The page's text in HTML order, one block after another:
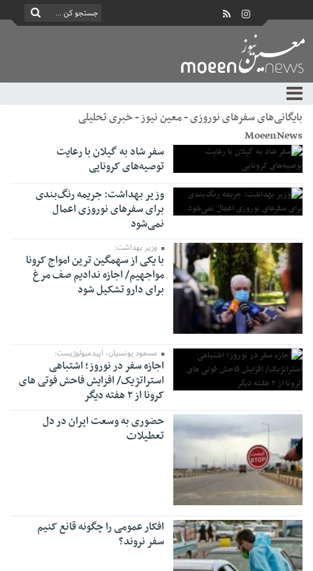
بایگانی‌های سفرهای نوروزی - معین نیوز - خبری تحلیلی
MoeenNews
سفر شاد به گیلان با رعایت
توصیه‌های کرونایی
وزیر بهداشت: جریمه رنگ‌بندی
برای سفرهای نوروزی اعمال
نمی‌شود
وزیر بهداشت:
با یکی از سهمگین ترین امواج کرونا
مواجهیم/ اجازه ندادیم صف مرغ
برای دارو تشکیل شود
مسعود یونسیان، اپیدمیولوژیست:
اجازه سفر در نوروز؛ اشتباهی
استراتژیک/ افزایش فاحش فوتی های
کرونا از ۲ هفته دیگر
حضوری به وسعت ایران در دل
تعطیلات
افکار عمومی را چگونه قانع کنیم
سفر نروند؟